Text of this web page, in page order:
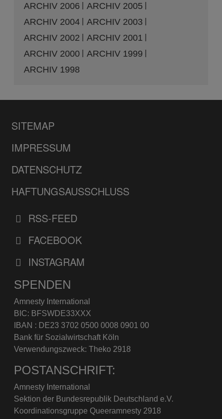
ARCHIV 2006
ARCHIV 2005
ARCHIV 2004
ARCHIV 2003
ARCHIV 2002
ARCHIV 2001
ARCHIV 2000
ARCHIV 1999
ARCHIV 1998
SITEMAP
IMPRESSUM
DATENSCHUTZ
HAFTUNGSAUSSCHLUSS
RSS-FEED
FACEBOOK
INSTAGRAM
SPENDEN
Amnesty International
BIC: BFSWDE33XXX
IBAN : DE23 3702 0500 0008 0901 00
Bank für Sozialwirtschaft Köln
Verwendungszweck: Theko 2918
POSTANSCHRIFT:
Amnesty International
Sektion der Bundesrepublik Deutschland e.V.
Koordinationsgruppe Queeramnesty 2918